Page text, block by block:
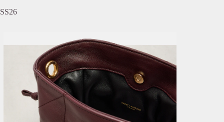
SS26